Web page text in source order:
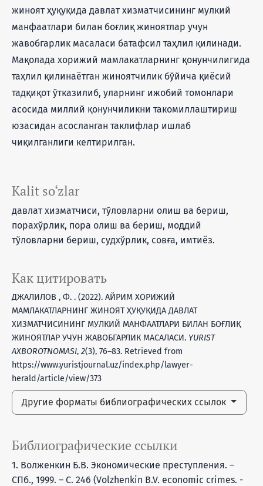
Kalit so‘zlar
давлат хизматчиси, тўловларни олиш ва бериш,
порахўрлик, пора олиш ва бериш, моддий
тўловларни бериш, судхўрлик, совға, имтиёз.
Как цитировать
ДЖАЛИЛОВ , Ф. . (2022). АЙРИМ ХОРИЖИЙ
МАМЛАКАТЛАРНИНГ ЖИНОЯТ ҲУҚУҚИДА ДАВЛАТ
ХИЗМАТЧИСИНИНГ МУЛКИЙ МАНФААТЛАРИ БИЛАН БОҒЛИҚ
ЖИНОЯТЛАР УЧУН ЖАВОБГАРЛИК МАСАЛАСИ. YURIST
AXBOROTNOMASI, 2(3), 76–83. Retrieved from
https://www.yuristjournal.uz/index.php/lawyer-
herald/article/view/373
Другие форматы библиографических ссылок
жиноят ҳуқуқида давлат хизматчисининг мулкий
манфаатлари билан боғлиқ жиноятлар учун
жавобгарлик масаласи батафсил таҳлил қилинади.
Мақолада хорижий мамлакатларнинг қонунчилигида
таҳлил қилинаётган жиноятчилик бўйича қиёсий
тадқиқот ўтказилиб, уларнинг ижобий томонлари
асосида миллий қонунчиликни такомиллаштириш
юзасидан асосланган таклифлар ишлаб
чиқилганлиги келтирилган.
Библиографические ссылки
1. Волженкин Б.В. Экономические преступления. –
СПб., 1999. – С. 246 (Volzhenkin B.V. economic crimes. -